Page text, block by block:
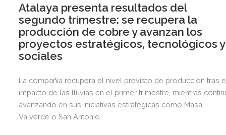
Atalaya presenta resultados del
segundo trimestre: se recupera la
producción de cobre y avanzan los
proyectos estratégicos, tecnológicos y
sociales
La compañía recupera el nivel previsto de producción tras
impacto de las lluvias en el primer trimestre, mientras
avanzando en sus iniciativas estratégicas como Masa
Valverde o San Antonio.